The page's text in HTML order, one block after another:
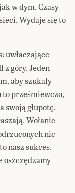
w dym. Czasy
Wydaje się to
uwłaczające
z góry. Jeden
aby szukały
to prześmiewczo,
swoją głupotę.
Wołanie
nic
nasz sukces.
oszczędzamy